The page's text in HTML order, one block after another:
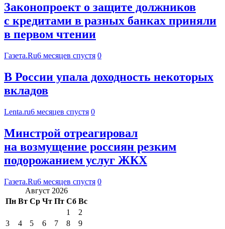
Законопроект о защите должников
с кредитами в разных банках приняли
в первом чтении
Газета.Ru6 месяцев спустя 0
В России упала доходность некоторых
вкладов
Lenta.ru6 месяцев спустя 0
Минстрой отреагировал
на возмущение россиян резким
подорожанием услуг ЖКХ
Газета.Ru6 месяцев спустя 0
Август 2026
Пн Вт Ср Чт Пт Сб Вс
1
2
3
4 5 6 7 8
9